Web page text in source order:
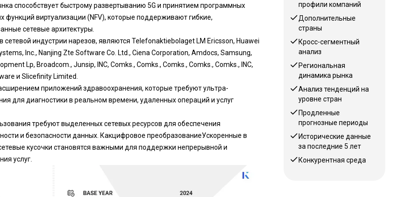
способствует быстрому развертыванию 5G и принятием программных
функций виртуализации (NFV), которые поддерживают гибкие,
сетевые архитектуры.
индустрии нарезов, являются Telefonaktiebolaget LM Ericsson, Huawei
Inc., Nanjing Zte Software Co. Ltd., Ciena Corporation, Amdocs, Samsung,
Lp, Broadcom., Junsip, INC, Comks., Comks., Comks., Comks., Comks., INC,
и Slicefinity Limited.
приложений здравоохранения, которые требуют ультра-
для диагностики в реальном времени, удаленных операций и услуг
требуют выделенных сетевых ресурсов для обеспечения
и безопасности данных. Какцифровое преобразованиеУскоренные в
кусочки становятся важными для поддержки непрерывной и
услуг.
профили компаний
Дополнительные
страны
Кросс-сегментный
анализ
Региональная
динамика рынка
Анализ тенденций на
уровне стран
Продленные
прогнозные периоды
Исторические данные
за последние 5 лет
Конкурентная среда